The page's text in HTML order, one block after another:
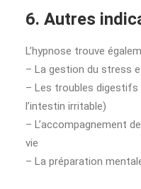
6. Autres
L’hypnose trouve
– La gestion du stress
– Les troubles
l’intestin irritable)
– L’accompagnement
vie
– La préparation